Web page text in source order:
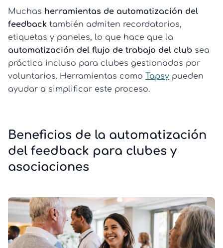
Muchas herramientas de automatización del
feedback también admiten recordatorios,
etiquetas y paneles, lo que hace que la
automatización del flujo de trabajo del club sea
práctica incluso para clubes gestionados por
voluntarios. Herramientas como Tapsy pueden
ayudar a simplificar este proceso.
Beneficios de la automatización
del feedback para clubes y
asociaciones